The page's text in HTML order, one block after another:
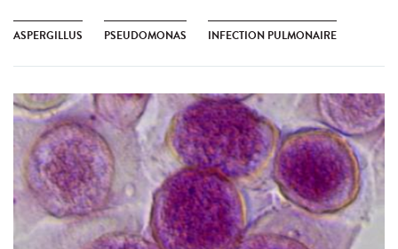
ASPERGILLUS PSEUDOMONAS INFECTION PULMONAIRE